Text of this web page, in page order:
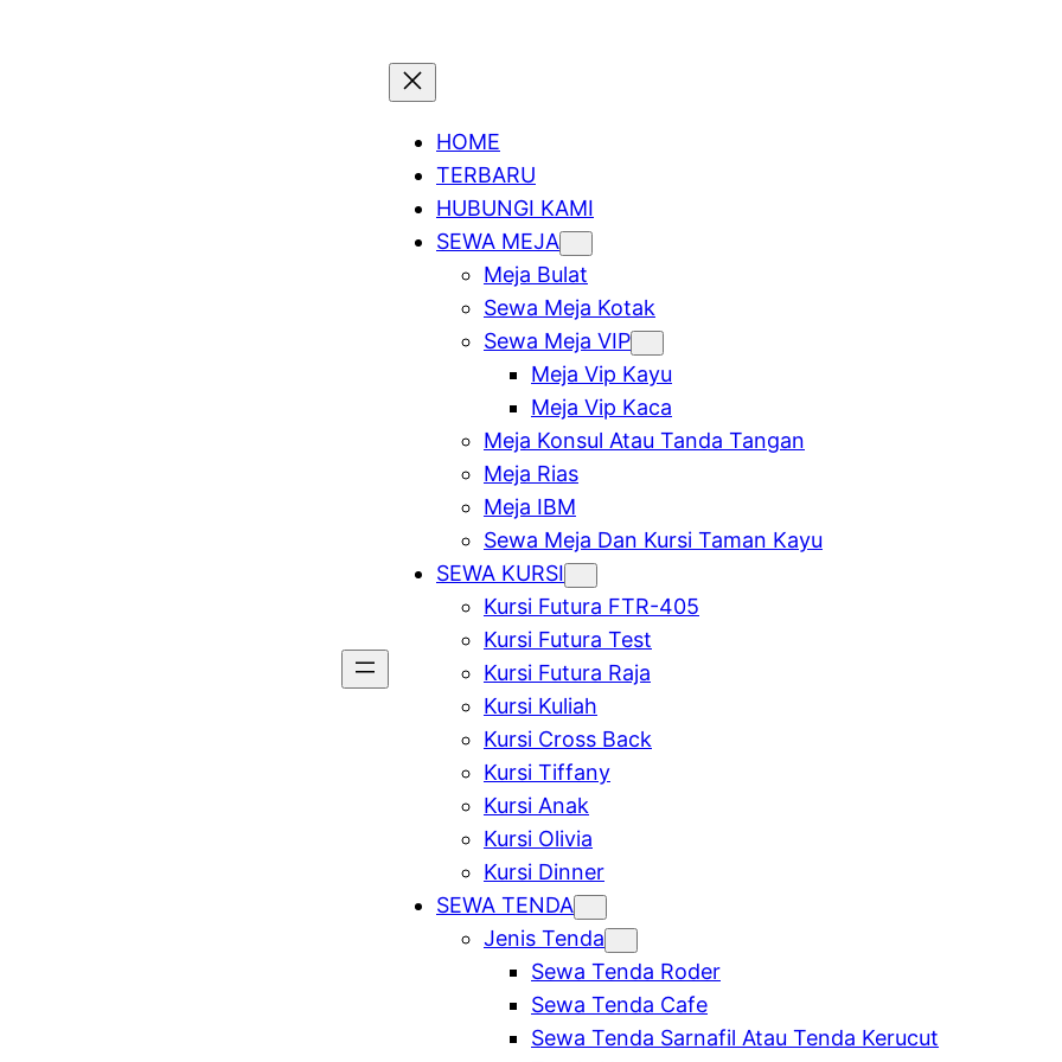
HOME
TERBARU
HUBUNGI KAMI
SEWA MEJA
Meja Bulat
Sewa Meja Kotak
Sewa Meja VIP
Meja Vip Kayu
Meja Vip Kaca
Meja Konsul Atau Tanda Tangan
Meja Rias
Meja IBM
Sewa Meja Dan Kursi Taman Kayu
SEWA KURSI
Kursi Futura FTR-405
Kursi Futura Test
Kursi Futura Raja
Kursi Kuliah
Kursi Cross Back
Kursi Tiffany
Kursi Anak
Kursi Olivia
Kursi Dinner
SEWA TENDA
Jenis Tenda
Sewa Tenda Roder
Sewa Tenda Cafe
Sewa Tenda Sarnafil Atau Tenda Kerucut